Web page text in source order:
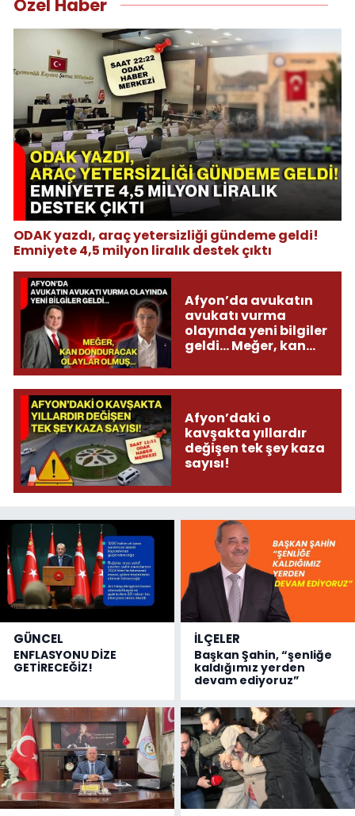
Özel Haber
ODAK yazdı, araç yetersizliği gündeme geldi!
Emniyete 4,5 milyon liralık destek çıktı
Afyon’da avukatın
avukatı vurma
olayında yeni bilgiler
geldi... Meğer, kan
olmuş...
Afyon’daki o
kavşakta yıllardır
değişen tek şey kaza
sayısı!
GÜNCEL
ENFLASYONU DİZE
GETİRECEĞİZ!
İLÇELER
Başkan Şahin, “şenliğe
kaldığımız yerden
devam ediyoruz”